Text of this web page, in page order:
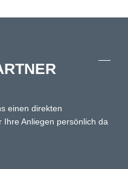
einen direkten
Anliegen persönlich da